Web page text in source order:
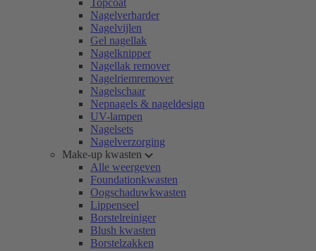
Topcoat
Nagelverharder
Nagelvijlen
Gel nagellak
Nagelknipper
Nagellak remover
Nagelriemremover
Nagelschaar
Nepnagels & nageldesign
UV-lampen
Nagelsets
Nagelverzorging
Make-up kwasten
Alle weergeven
Foundationkwasten
Oogschaduwkwasten
Lippenseel
Borstelreiniger
Blush kwasten
Borstelzakken